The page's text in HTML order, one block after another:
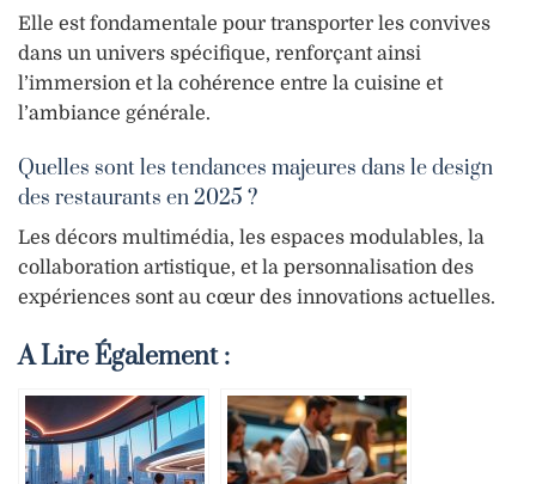
Elle est fondamentale pour transporter les convives
dans un univers spécifique, renforçant ainsi
l’immersion et la cohérence entre la cuisine et
l’ambiance générale.
Quelles sont les tendances majeures dans le design
des restaurants en 2025 ?
Les décors multimédia, les espaces modulables, la
collaboration artistique, et la personnalisation des
expériences sont au cœur des innovations actuelles.
A Lire Également :